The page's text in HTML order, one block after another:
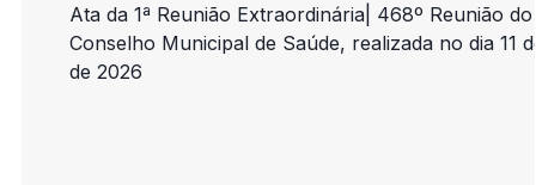
Ata da 1ª Reunião Extraordinária| 468º Reunião do
Conselho Municipal de Saúde, realizada no dia 11
de 2026